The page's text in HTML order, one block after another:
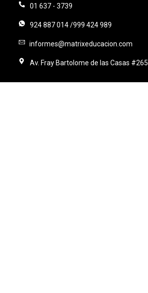
01 637 - 3739
924 887 014 /999 424 989
informes@matrixeducacion.com
Av. Fray Bartolome de las Casas #265